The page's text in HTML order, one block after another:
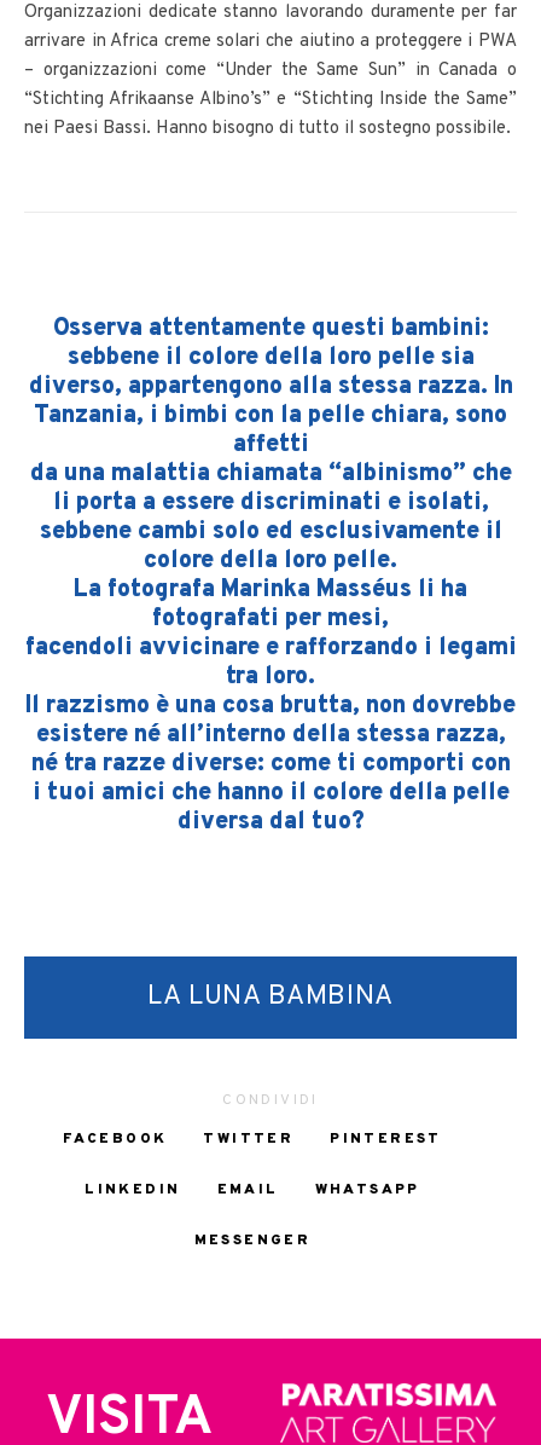
Organizzazioni dedicate stanno lavorando duramente per far
arrivare in Africa creme solari che aiutino a proteggere i PWA
– organizzazioni come “Under the Same Sun” in Canada o
“Stichting Afrikaanse Albino’s” e “Stichting Inside the Same”
nei Paesi Bassi. Hanno bisogno di tutto il sostegno possibile.
Osserva attentamente questi bambini:
sebbene il colore della loro pelle sia
diverso, appartengono alla stessa razza. In
Tanzania, i bimbi con la pelle chiara, sono
affetti
da una malattia chiamata “albinismo” che
li porta a essere discriminati e isolati,
sebbene cambi solo ed esclusivamente il
colore della loro pelle.
La fotografa Marinka Masséus li ha
fotografati per mesi,
facendoli avvicinare e rafforzando i legami
tra loro.
Il razzismo è una cosa brutta, non dovrebbe
esistere né all’interno della stessa razza,
né tra razze diverse: come ti comporti con
i tuoi amici che hanno il colore della pelle
diversa dal tuo?
LA LUNA BAMBINA
CONDIVIDI
FACEBOOK
TWITTER PINTEREST
LINKEDIN EMAIL WHATSAPP
MESSENGER
VISITA